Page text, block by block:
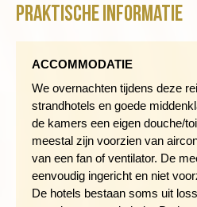
Na het ontbijt rijden we de
van de vroegere vorst van Oost-
van vandaag begint in de bergen
door het heuvelachtige landschap
vulkaan Gunung Agung in het
zuiden. In het eerste deel van de
rijstvelden en door dorpjes waar
smeden actief zijn. Liefhebbers
Praktische informatie
ACCOMMODATIE
We overnachten tijdens deze
strandhotels en goede
de kamers een eigen douche/
meestal zijn voorzien van
van een fan of ventilator. De
eenvoudig ingericht en niet
De hotels bestaan soms uit